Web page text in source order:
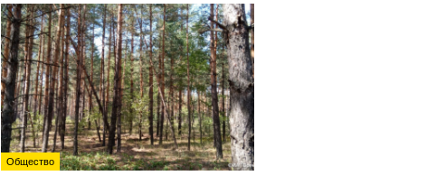
Общество